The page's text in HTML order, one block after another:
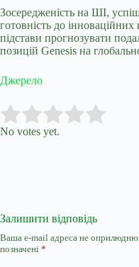
Зосередженість на ШІ,
готовність до
підстави прогнозувати
позицій Genesis на
Джерело
Rate this item:
No votes yet.
Залишити відповідь
Ваша e-mail адреса не
позначені *